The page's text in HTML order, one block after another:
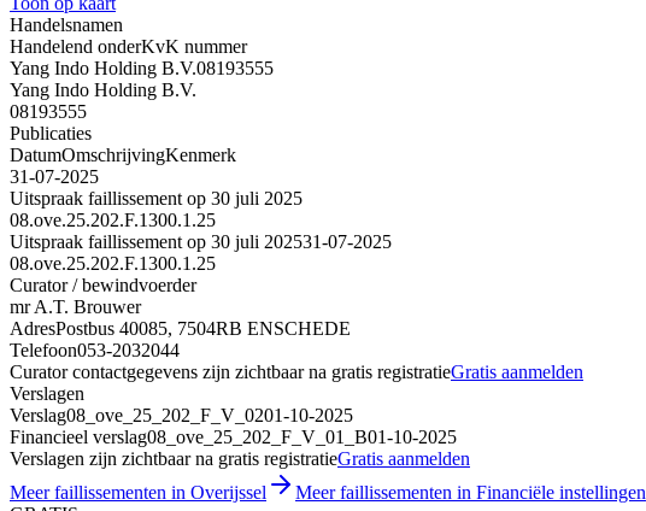
Handelsnamen
Handelend onderKvK nummer
Yang Indo Holding B.V.08193555
Yang Indo Holding B.V.
08193555
Publicaties
DatumOmschrijvingKenmerk
31-07-2025
Uitspraak faillissement op 30 juli 2025
08.ove.25.202.F.1300.1.25
Uitspraak faillissement op 30 juli 202531-07-2025
08.ove.25.202.F.1300.1.25
Curator / bewindvoerder
mr A.T. Brouwer
AdresPostbus 40085, 7504RB ENSCHEDE
Telefoon053-2032044
Curator contactgegevens zijn zichtbaar na gratis registratieGratis aanmelden
Verslagen
Verslag08_ove_25_202_F_V_0201-10-2025
Financieel verslag08_ove_25_202_F_V_01_B01-10-2025
Verslagen zijn zichtbaar na gratis registratieGratis aanmelden
Meer faillissementen in Overijssel
Meer faillissementen in Financiële instellingen